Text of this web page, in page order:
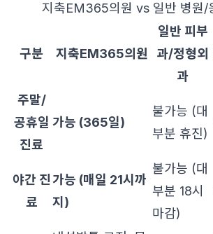
지축EM365의원 vs 일반 병원/
구분 지축EM365의원
일반 피부
과/정형외
과
주말/
공휴일
진료
가능 (365일)
불가능 (대
부분 휴진)
야간 진
료
가능 (매일 21시까
지)
불가능 (대
부분 18시
마감)